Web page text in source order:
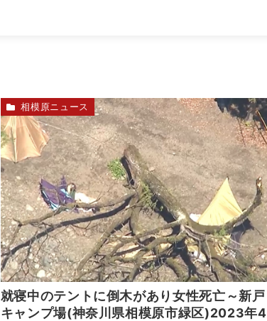
就寝中のテントに倒木があり女性死亡～新戸
キャンプ場(神奈川県相模原市緑区)2023年4
相模原ニュース